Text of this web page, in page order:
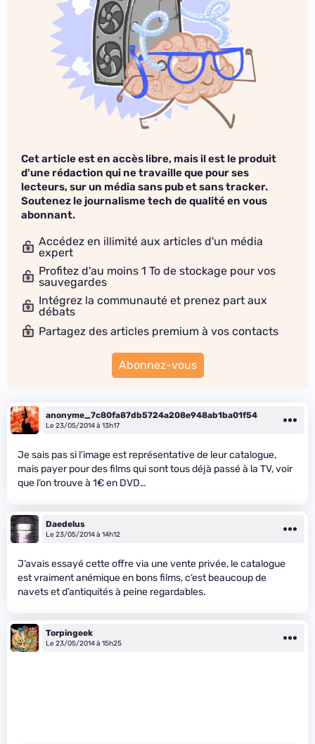
Cet article est en accès libre, mais il est le produit
d'une rédaction qui ne travaille que pour ses
lecteurs, sur un média sans pub et sans tracker.
Soutenez le journalisme tech de qualité en vous
abonnant.
Accédez en illimité aux articles d'un média
expert
Profitez d'au moins 1 To de stockage pour vos
sauvegardes
Intégrez la communauté et prenez part aux
débats
Partagez des articles premium à vos contacts
Abonnez-vous
anonyme_7c80fa87db5724a208e948ab1ba01f54
Le 23/05/2014 à 13h17
Je sais pas si l’image est représentative de leur catalogue,
mais payer pour des films qui sont tous déjà passé à la TV, voir
que l’on trouve à 1€ en DVD…
Daedelus
Le 23/05/2014 à 14h12
J’avais essayé cette offre via une vente privée, le catalogue
est vraiment anémique en bons films, c’est beaucoup de
navets et d’antiquités à peine regardables.
Torpingeek
Le 23/05/2014 à 15h25